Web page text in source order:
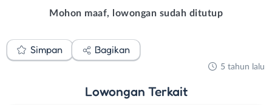
Mohon maaf, lowongan sudah ditutup
Simpan Bagikan
5 tahun lalu
Lowongan Terkait